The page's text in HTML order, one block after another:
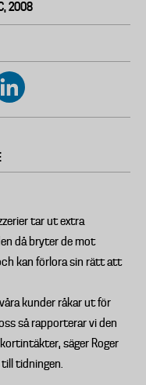
2008
tar ut extra
då bryter de mot
kan förlora sin rätt att
kunder råkar ut för
så rapporterar vi den
säger Roger
tidningen.